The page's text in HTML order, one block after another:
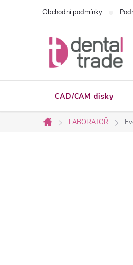
Obchodní podmínky
CAD/CAM disky
Domů
LABORATOŘ